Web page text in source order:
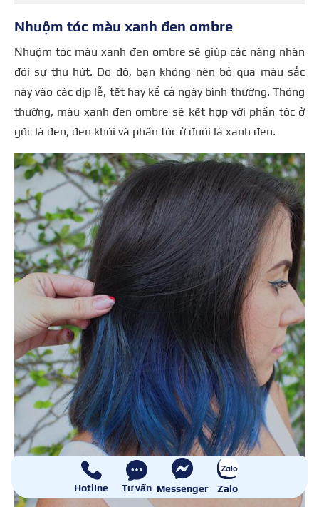
Nhuộm tóc màu xanh đen ombre
Nhuộm tóc màu xanh đen ombre sẽ giúp các nàng nhân
đôi sự thu hút. Do đó, bạn không nên bỏ qua màu sắc
này vào các dịp lễ, tết hay kể cả ngày bình thường. Thông
thường, màu xanh đen ombre sẽ kết hợp với phần tóc ở
gốc là đen, đen khói và phần tóc ở đuôi là xanh đen.
Hotline Tư vấn Messenger Zalo